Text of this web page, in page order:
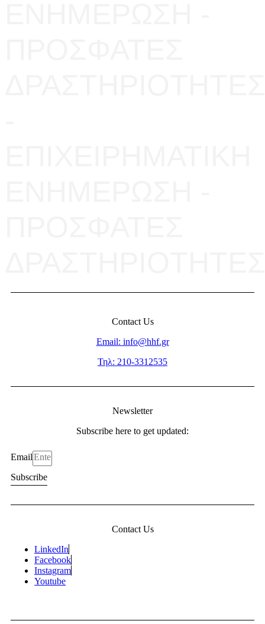
Contact Us
Email: info@hhf.gr
Τηλ: 210-3312535
Newsletter
Subscribe here to get updated:
Email
Subscribe
Contact Us
LinkedIn
Facebook
Instagram
Youtube